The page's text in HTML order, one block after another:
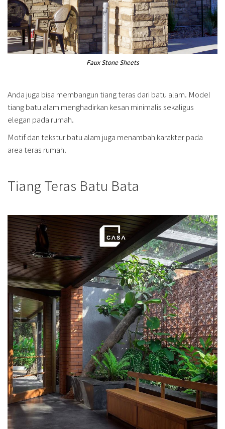
Faux Stone Sheets
Anda juga bisa membangun tiang teras dari batu alam. Model
tiang batu alam menghadirkan kesan minimalis sekaligus
elegan pada rumah.
Motif dan tekstur batu alam juga menambah karakter pada
area teras rumah.
Tiang Teras Batu Bata